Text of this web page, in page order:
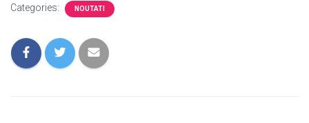
Categories: NOUTATI